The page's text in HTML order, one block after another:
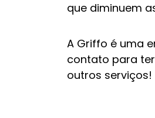
que diminuem
A Griffo é uma
contato para
outros serviços!